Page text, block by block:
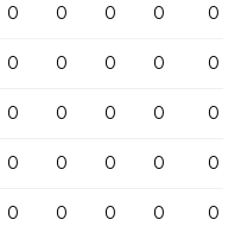
0 0 0 0 0
0 0 0 0 0
0 0 0 0 0
0 0 0 0 0
0 0 0 0 0